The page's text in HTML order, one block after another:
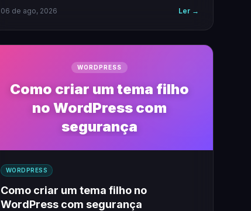
06 de ago, 2026 Ler →
WORDPRESS
Como criar um tema filho
no WordPress com
segurança
WORDPRESS
Como criar um tema filho no
WordPress com segurança